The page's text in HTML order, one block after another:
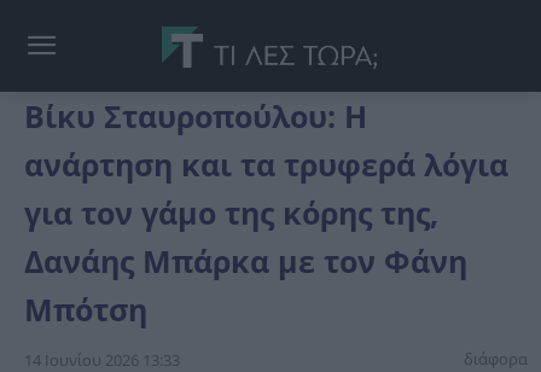
Βίκυ Σταυροπούλου: Η
ανάρτηση και τα τρυφερά λόγια
για τον γάμο της κόρης της,
Δανάης Μπάρκα με τον Φάνη
Μπότση
14 Ιουνίου 2026 13:33 διάφορα